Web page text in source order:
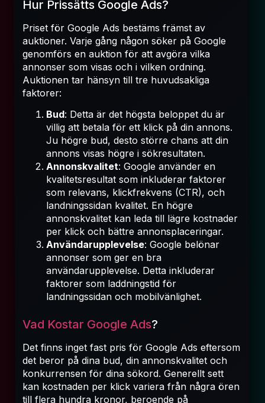
Hur Prissätts Google Ads?
Priset för Google Ads bestäms främst av
auktioner. Varje gång någon söker på Google
genomförs en auktion för att avgöra vilka
annonser som visas och i vilken ordning.
Auktionen tar hänsyn till tre huvudsakliga
faktorer:
Bud: Detta är det högsta beloppet du är
villig att betala för ett klick på din annons.
Ju högre bud, desto större chans att din
annons visas högre i sökresultaten.
Annonskvalitet: Google använder en
kvalitetsresultat som inkluderar faktorer
som relevans, klickfrekvens (CTR), och
landningssidan kvalitet. En högre
annonskvalitet kan leda till lägre kostnader
per klick och bättre annonsplaceringar.
Användarupplevelse: Google belönar
annonser som ger en bra
användarupplevelse. Detta inkluderar
faktorer som laddningstid för
landningssidan och mobilvänlighet.
Vad Kostar Google Ads?
Det finns inget fast pris för Google Ads eftersom
det beror på dina bud, din annonskvalitet och
konkurrensen för dina sökord. Generellt sett
kan kostnaden per klick variera från några ören
till flera hundra kronor, beroende på